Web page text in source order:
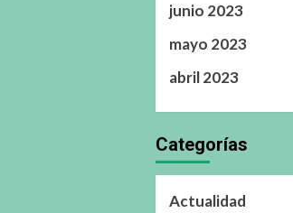
junio 2023
mayo 2023
abril 2023
Categorías
Actualidad